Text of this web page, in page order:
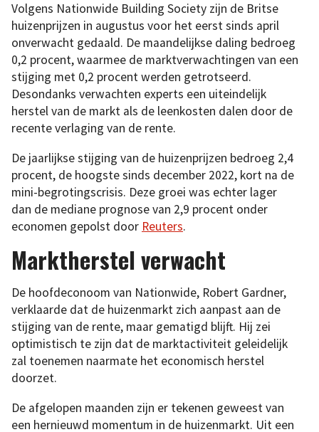
Volgens Nationwide Building Society zijn de Britse
huizenprijzen in augustus voor het eerst sinds april
onverwacht gedaald. De maandelijkse daling bedroeg
0,2 procent, waarmee de marktverwachtingen van een
stijging met 0,2 procent werden getrotseerd.
Desondanks verwachten experts een uiteindelijk
herstel van de markt als de leenkosten dalen door de
recente verlaging van de rente.
De jaarlijkse stijging van de huizenprijzen bedroeg 2,4
procent, de hoogste sinds december 2022, kort na de
mini-begrotingscrisis. Deze groei was echter lager
dan de mediane prognose van 2,9 procent onder
economen gepolst door Reuters.
Marktherstel verwacht
De hoofdeconoom van Nationwide, Robert Gardner,
verklaarde dat de huizenmarkt zich aanpast aan de
stijging van de rente, maar gematigd blijft. Hij zei
optimistisch te zijn dat de marktactiviteit geleidelijk
zal toenemen naarmate het economisch herstel
doorzet.
De afgelopen maanden zijn er tekenen geweest van
een hernieuwd momentum in de huizenmarkt. Uit een